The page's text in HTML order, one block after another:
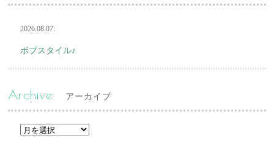
2026.08.07:
ボブスタイル♪
Archive アーカイブ